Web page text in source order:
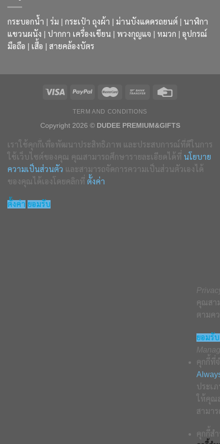
กระบอกน้ำ ร่ม กระเป๋า ถุงผ้า ม่านบังแดดรถยนต์
นาฬิกา
แขวนผนัง
ปากกา เครื่องเขียน พวงกุญแจ หมวก
อุปกรณ์
มือถือ
เสื้อ สายคล้องบัตร
TERM AND CONDITIONS
Copyright 2026 © DUDEE PREMIUM&GIFTS
เราใช้คุกกี้เพื่อพัฒนาประสิทธิภาพ และประสบการณ์ที่ดีในการ
ใช้เว็บไซต์ของคุณ คุณสามารถศึกษารายละเอียดได้ที่ นโยบาย
ความเป็นส่วนตัว และสามารถจัดการความเป็นส่วนตัวเองได้
ของคุณได้เองโดยคลิกที่ ตั้งค่า
ตั้งค่า ยอมรับ
คุณสา
ตามค
ยอมรั
คุกกี้ที่
ประเ
ให้คุณ
สามา
คุกกี้ส